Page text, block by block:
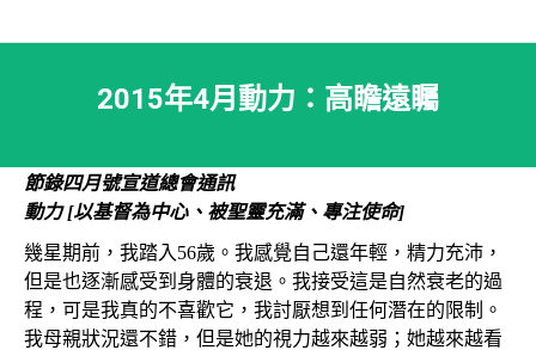
2015年4月動力：高瞻遠矚
節錄四月號宣道總會通訊
動力 [以基督為中心、被聖靈充滿、專注使命]
幾星期前，我踏入56歲。我感覺自己還年輕，精力充沛，
但是也逐漸感受到身體的衰退。我接受這是自然衰老的過
程，可是我真的不喜歡它，我討厭想到任何潛在的限制。
我母親狀況還不錯，但是她的視力越來越弱；她越來越看